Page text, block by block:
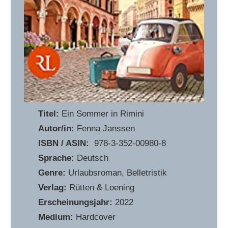
Titel: Ein Sommer in Rimini
Autor/in: Fenna Janssen
ISBN / ASIN:
‎ 978-3-352-00980-8
Sprache: Deutsch
Genre: Urlaubsroman, Belletristik
Verlag: Rütten & Loening
Erscheinungsjahr: 2022
Medium: Hardcover